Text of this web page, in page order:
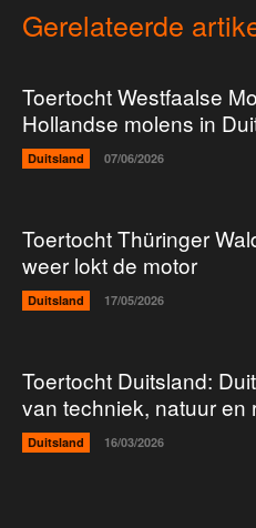
Gerelateerde
Toertocht Westfaalse
Hollandse molens in
Duitsland 07/06/2026
Toertocht Thüringer
weer lokt de motor
Duitsland 17/05/2026
Toertocht Duitsland:
van techniek, natuur en
Duitsland 16/03/2026